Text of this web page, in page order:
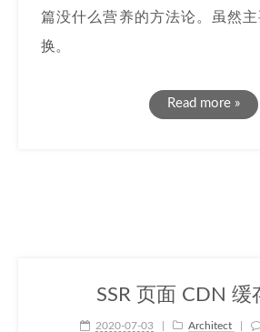
篇没什么营养的方法论。虽然
换。
Read more »
SSR 页面 CDN 缓
2020-07-03 Architect